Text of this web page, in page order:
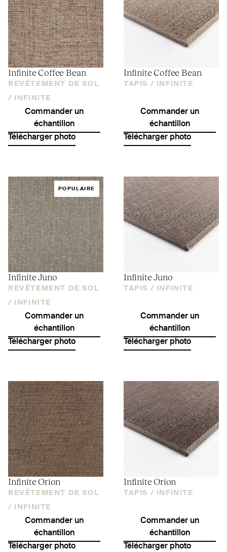
Infinite Coffee Bean
REVÊTEMENT DE SOL
/
INFINITE
Commander un
échantillon
Télécharger photo
Infinite Coffee Bean
TAPIS / INFINITE
Commander un
échantillon
Télécharger photo
POPULAIRE
Infinite Juno
REVÊTEMENT DE SOL
/
INFINITE
Commander un
échantillon
Télécharger photo
Infinite Juno
TAPIS / INFINITE
Commander un
échantillon
Télécharger photo
Infinite Orion
REVÊTEMENT DE SOL
/
INFINITE
Commander un
échantillon
Télécharger photo
Infinite Orion
TAPIS / INFINITE
Commander un
échantillon
Télécharger photo